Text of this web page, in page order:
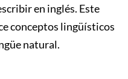
en inglés. Este
conceptos lingüísticos
natural.